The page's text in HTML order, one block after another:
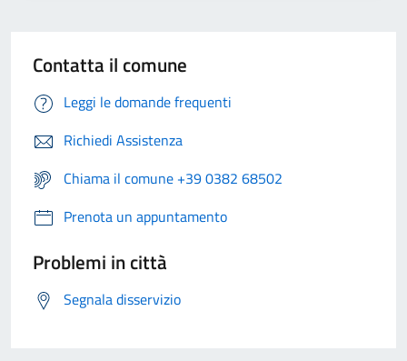
Contatta il comune
Leggi le domande frequenti
Richiedi Assistenza
Chiama il comune +39 0382 68502
Prenota un appuntamento
Problemi in città
Segnala disservizio